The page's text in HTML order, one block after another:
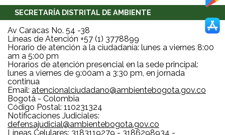
SECRETARÍA DISTRITAL DE AMBIENTE
Av Caracas No. 54 -38
Líneas de Atención +57 (1) 3778899
Horario de atención a la ciudadanía: lunes a viernes 8:00
am a 5:00 pm
Horarios de atención presencial en la sede principal:
lunes a viernes de 9:00am a 3:30 pm, en jornada
continua
Email: atencionalciudadano@ambientebogota.gov.co
Bogotá - Colombia
Código Postal: 110231324
Notificaciones Judiciales:
defensajudicial@ambientebogota.gov.co
Líneas Celulares: 3183119279 - 3186298934 -